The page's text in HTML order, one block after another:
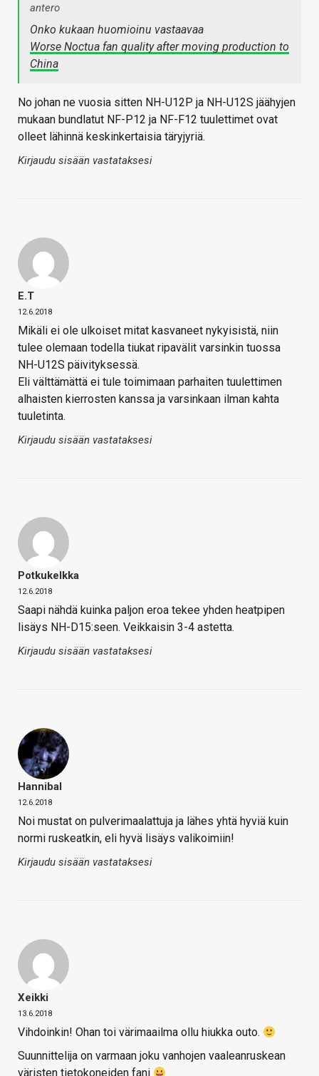
antero
Onko kukaan huomioinu vastaavaa
Worse Noctua fan quality after moving production to
China
No johan ne vuosia sitten NH-U12P ja NH-U12S jäähyjen
mukaan bundlatut NF-P12 ja NF-F12 tuulettimet ovat
olleet lähinnä keskinkertaisia täryjyriä.
Kirjaudu sisään vastataksesi
E.T
12.6.2018
Mikäli ei ole ulkoiset mitat kasvaneet nykyisistä, niin
tulee olemaan todella tiukat ripavälit varsinkin tuossa
NH-U12S päivityksessä.
Eli välttämättä ei tule toimimaan parhaiten tuulettimen
alhaisten kierrosten kanssa ja varsinkaan ilman kahta
tuuletinta.
Kirjaudu sisään vastataksesi
Potkukelkka
12.6.2018
Saapi nähdä kuinka paljon eroa tekee yhden heatpipen
lisäys NH-D15:seen. Veikkaisin 3-4 astetta.
Kirjaudu sisään vastataksesi
Hannibal
12.6.2018
Noi mustat on pulverimaalattuja ja lähes yhtä hyviä kuin
normi ruskeatkin, eli hyvä lisäys valikoimiin!
Kirjaudu sisään vastataksesi
Xeikki
13.6.2018
Vihdoinkin! Ohan toi värimaailma ollu hiukka outo.
Suunnittelija on varmaan joku vanhojen vaaleanruskean
väristen tietokoneiden fani